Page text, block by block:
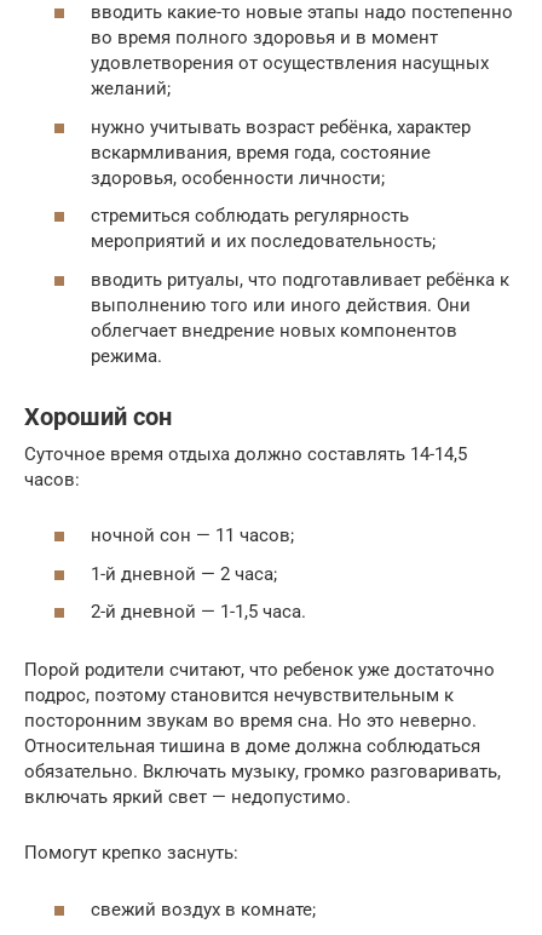
вводить какие-то новые этапы надо постепенно
во время полного здоровья и в момент
удовлетворения от осуществления насущных
желаний;
нужно учитывать возраст ребёнка, характер
вскармливания, время года, состояние
здоровья, особенности личности;
стремиться соблюдать регулярность
мероприятий и их последовательность;
вводить ритуалы, что подготавливает ребёнка к
выполнению того или иного действия. Они
облегчает внедрение новых компонентов
режима.
Хороший сон
Суточное время отдыха должно составлять 14-14,5
часов:
ночной сон — 11 часов;
1-й дневной — 2 часа;
2-й дневной — 1-1,5 часа.
Порой родители считают, что ребенок уже достаточно
подрос, поэтому становится нечувствительным к
посторонним звукам во время сна. Но это неверно.
Относительная тишина в доме должна соблюдаться
обязательно. Включать музыку, громко разговаривать,
включать яркий свет — недопустимо.
Помогут крепко заснуть:
свежий воздух в комнате;